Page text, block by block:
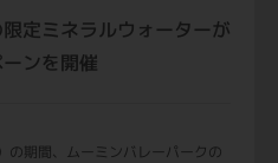
定ミネラルウォーターが
ンを開催
の期間、ムーミンバレーパークの